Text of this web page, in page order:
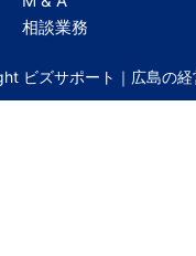
相談業務
ビズサポート｜広島の経